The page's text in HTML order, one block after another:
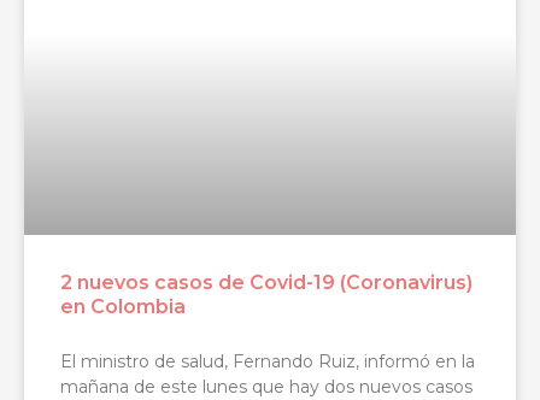
2 nuevos casos de Covid-19 (Coronavirus)
en Colombia
El ministro de salud, Fernando Ruiz, informó en la
mañana de este lunes que hay dos nuevos casos